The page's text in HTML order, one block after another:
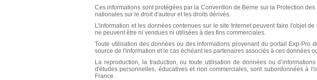
Ces informations sont protégées par la Convention de Berne sur la Protection
nationales sur le droit d'auteur et les droits dérivés.
L'information et les données contenues sur le site Internet peuvent faire l'objet
ne peuvent être ni vendues ni utilisées à des fins commerciales.
Toute utilisation des données ou des informations provenant du portail Exp-
source de l'information et le cas échéant les partenaires associés à ces données
La reproduction, la traduction, ou toute utilisation de données ou
d'études personnelles, éducatives et non commerciales, sont subordonnées à
France.